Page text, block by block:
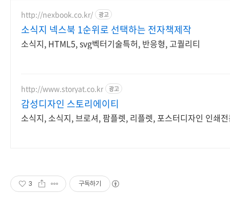
http://nexbook.co.kr/ 광고
소식지 넥스북 1순위로 선택하는 전자책제작
소식지, HTML5, svg벡터기술특허, 반응형, 고퀄리티
http://www.storyat.co.kr 광고
감성디자인 스토리에이티
소식지, 소식지, 브로셔, 팜플렛, 리플렛, 포스터디자인 인쇄
3 구독하기